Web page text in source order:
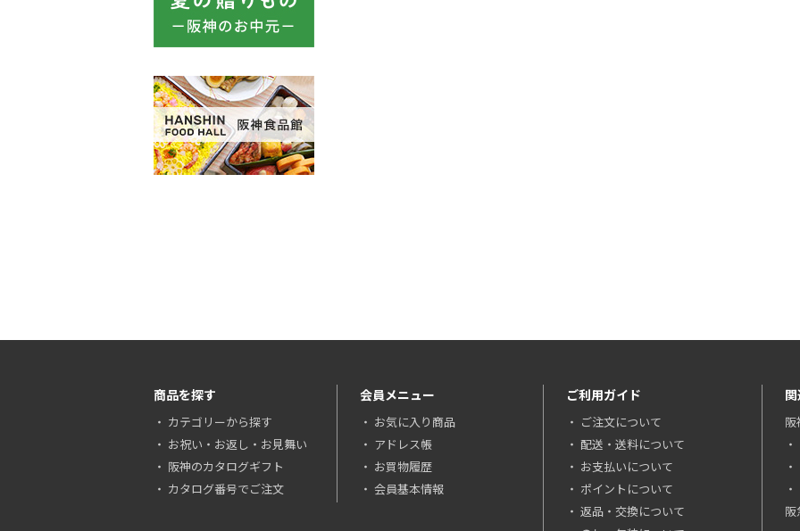
商品を探す
カテゴリーから探す
お祝い・お返し・お見舞い
阪神のカタログギフト
カタログ番号でご注文
会員メニュー
お気に入り商品
アドレス帳
お買物履歴
会員基本情報
ご利用ガイド
ご注文について
配送・送料について
お支払いについて
ポイントについて
返品・交換について
阪
阪